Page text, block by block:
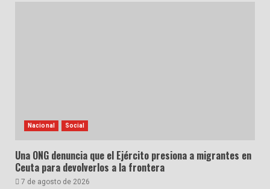
Nacional Social
Una ONG denuncia que el Ejército presiona a migrantes en
Ceuta para devolverlos a la frontera
7 de agosto de 2026